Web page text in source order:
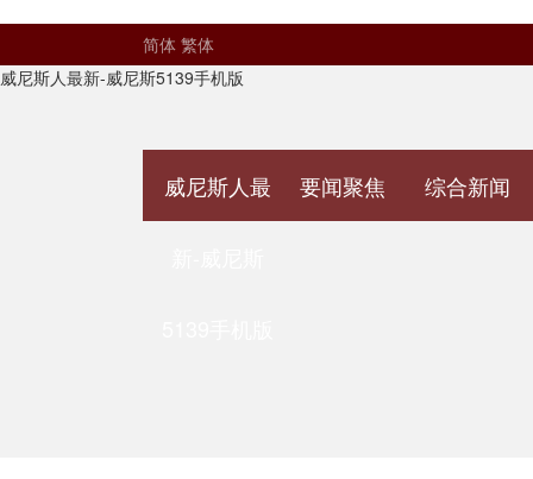
简体 繁体
威尼斯人最新-威尼斯5139手机版
威尼斯人最 要闻聚焦 综合新闻